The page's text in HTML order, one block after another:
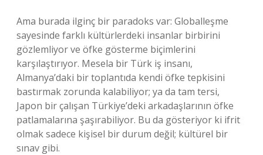
Ama burada ilginç bir paradoks var: Globalleşme
sayesinde farklı kültürlerdeki insanlar birbirini
gözlemliyor ve öfke gösterme biçimlerini
karşılaştırıyor. Mesela bir Türk iş insanı,
Almanya’daki bir toplantıda kendi öfke tepkisini
bastırmak zorunda kalabiliyor; ya da tam tersi,
Japon bir çalışan Türkiye’deki arkadaşlarının öfke
patlamalarına şaşırabiliyor. Bu da gösteriyor ki ifrit
olmak sadece kişisel bir durum değil; kültürel bir
sınav gibi.